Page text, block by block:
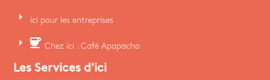
arrow_right ici pour les entreprises
arrow_right coffee Chez ici : Café Apapacho
Les Services d'ici